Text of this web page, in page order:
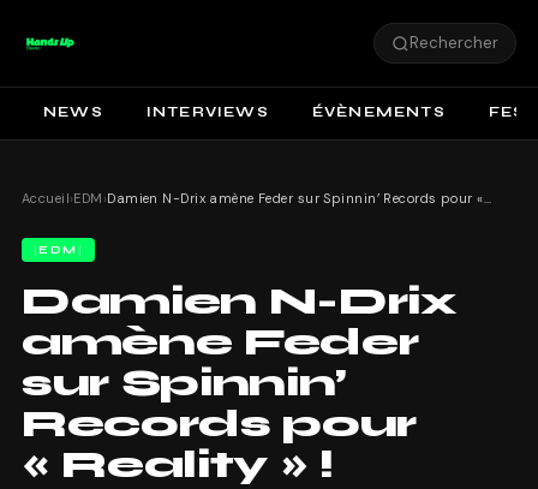
Rechercher
NEWS INTERVIEWS ÉVÈNEMENTS
Accueil›EDM › Damien N-Drix amène Feder sur Spinnin’ Records pour « Reality » !
EDM
Damien N-Drix
amène Feder
sur Spinnin’
Records pour
« Reality » !